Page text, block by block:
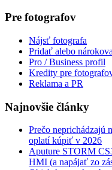
Pre fotografov
Nájsť fotografa
Pridať alebo
Pro / Business profil
Kredity pre
Reklama a PR
Najnovšie články
Prečo neprichádzajú
oplatí kúpiť v 2026
Aputure STORM
HMI (a napájať zo